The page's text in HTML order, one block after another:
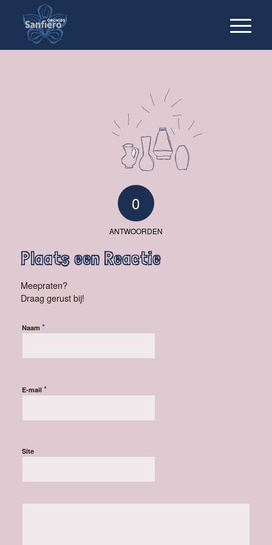
0
ANTWOORDEN
Plaats een Reactie
Meepraten?
Draag gerust bij!
Naam *
E-mail *
Site